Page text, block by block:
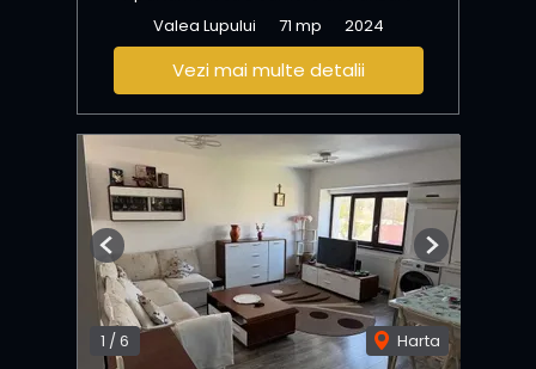
Valea Lupului
71 mp 2024
Vezi mai multe detalii
1 /6 Harta
Previous Next